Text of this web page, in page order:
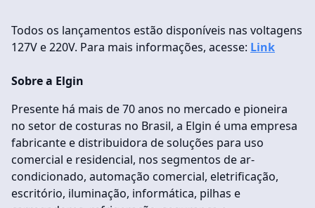
Todos os lançamentos estão disponíveis nas voltagens
127V e 220V. Para mais informações, acesse: Link
Sobre a Elgin
Presente há mais de 70 anos no mercado e pioneira
no setor de costuras no Brasil, a Elgin é uma empresa
fabricante e distribuidora de soluções para uso
comercial e residencial, nos segmentos de ar-
condicionado, automação comercial, eletrificação,
escritório, iluminação, informática, pilhas e